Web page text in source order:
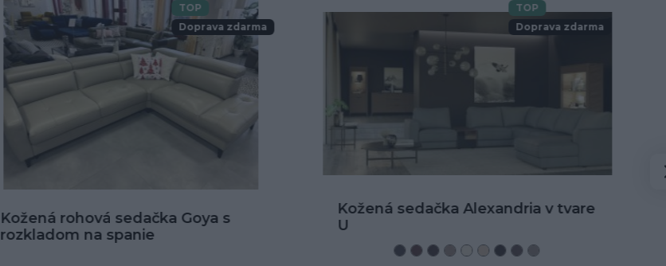
TOP
Doprava zdarma
Kožená sedačka Alexandria v tvare
U
TOP
Novinka
Kožená rohová sedačka Alexandria